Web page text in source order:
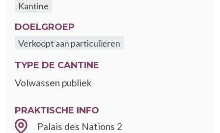
Kantine
DOELGROEP
Verkoopt aan particulieren
TYPE DE CANTINE
Volwassen publiek
PRAKTISCHE INFO
Palais des Nations 2